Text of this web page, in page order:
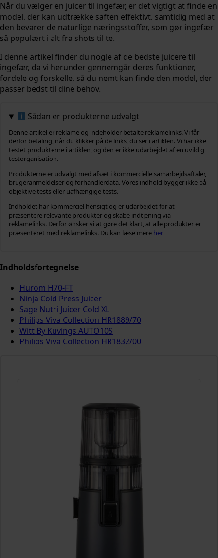
Når du vælger en juicer til ingefær, er det vigtigt at finde en
model, der kan udtrække saften effektivt, samtidig med at
den bevarer de naturlige næringsstoffer, som gør ingefær
så populært i alt fra shots til te.
I denne artikel finder du nogle af de bedste juicere til
ingefær, da vi herunder gennemgår deres funktioner,
fordele og forskelle, så du nemt kan finde den model, der
passer bedst til dine behov.
Sådan er produkterne udvalgt
Denne artikel er reklame og indeholder betalte reklamelinks. Vi får
derfor betaling, når du klikker på de links, du ser i artiklen. Vi har ikke
testet produkterne i artiklen, og den er ikke udarbejdet af en uvildig
testorganisation.
Produkterne er udvalgt med afsæt i kommercielle samarbejdsaftaler,
brugeranmeldelser og forhandlerdata. Vores indhold bygger ikke på
objektive tests eller uafhængige tests.
Indholdet har kommerciel hensigt og er udarbejdet for at
præsentere relevante produkter og skabe indtjening via
reklamelinks. Derfor ønsker vi at gøre det klart, at alle produkter er
præsenteret med reklamelinks. Du kan læse mere her.
Indholdsfortegnelse
Hurom H70-FT
Ninja Cold Press Juicer
Sage Nutri Juicer Cold XL
Philips Viva Collection HR1889/70
Witt By Kuvings AUTO10S
Philips Viva Collection HR1832/00